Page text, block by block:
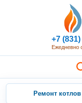
+7
Ежедневно
Ремонт котлов